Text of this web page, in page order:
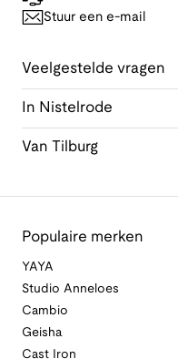
Stuur een e-mail
Veelgestelde vragen
In Nistelrode
Van Tilburg
Populaire merken
YAYA
Studio Anneloes
Cambio
Geisha
Cast Iron